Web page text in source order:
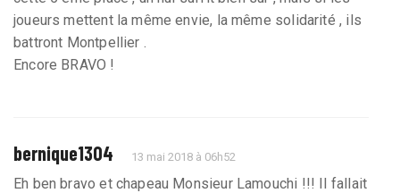
joueurs mettent la même envie, la même solidarité , ils
battront Montpellier .
Encore BRAVO !
bernique1304 13 mai 2018 à 06h52
Eh ben bravo et chapeau Monsieur Lamouchi !!! Il fallait